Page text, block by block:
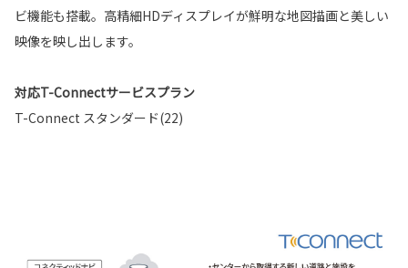
ビ機能も搭載。高精細HDディスプレイが鮮明な地図描画と美しい
映像を映し出します。
対応T-Connectサービスプラン
T-Connect スタンダード(22)